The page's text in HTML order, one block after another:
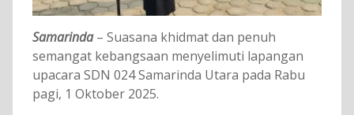
Samarinda– Suasana khidmat dan penuh
semangat kebangsaan menyelimuti lapangan
upacara SDN 024 Samarinda Utara pada Rabu
pagi, 1 Oktober 2025.